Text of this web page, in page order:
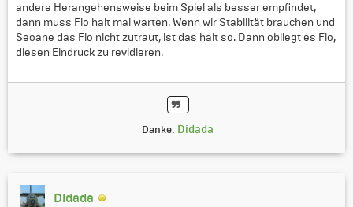
andere Herangehensweise beim Spiel als besser empfindet,
dann muss Flo halt mal warten. Wenn wir Stabilität brauchen und
Seoane das Flo nicht zutraut, ist das halt so. Dann obliegt es Flo,
diesen Eindruck zu revidieren.
Danke: Didada
Didada